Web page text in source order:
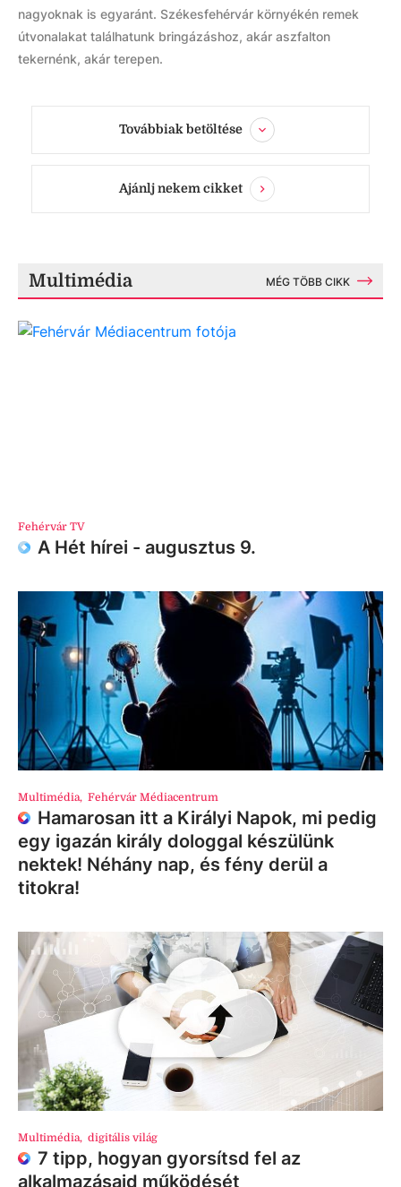
nagyoknak is egyaránt. Székesfehérvár környékén remek
útvonalakat találhatunk bringázáshoz, akár aszfalton
tekernénk, akár terepen.
Továbbiak betöltése
Ajánlj nekem cikket
Multimédia MÉG TÖBB CIKK
Fehérvár TV
A Hét hírei - augusztus 9.
Multimédia, Fehérvár Médiacentrum
Hamarosan itt a Királyi Napok, mi pedig
egy igazán király dologgal készülünk
nektek! Néhány nap, és fény derül a
titokra!
Multimédia, digitális világ
7 tipp, hogyan gyorsítsd fel az
alkalmazásaid működését